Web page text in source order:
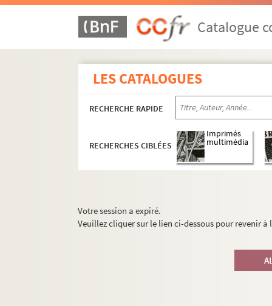
Catalogue
LES CATALOGUES
RECHERCHE RAPIDE
RECHERCHES CIBLÉES
Imprimés
multimédia
Votre session a expiré.
Veuillez cliquer sur le lien ci-dessous pour revenir